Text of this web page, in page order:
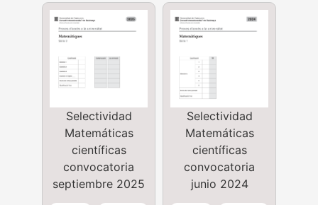
Selectividad
Matemáticas
científicas
convocatoria
septiembre 2025
Selectividad
Matemáticas
científicas
convocatoria
junio 2024